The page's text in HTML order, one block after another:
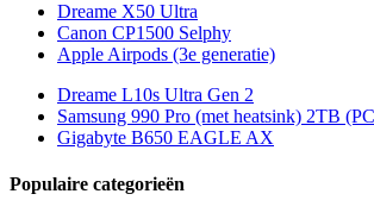
Dreame X50 Ultra
Canon CP1500 Selphy
Apple Airpods (3e generatie)
Dreame L10s Ultra Gen 2
Samsung 990 Pro (met heatsink) 2TB
Gigabyte B650 EAGLE AX
Populaire categorieën